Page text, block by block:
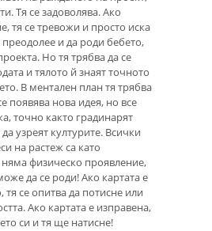
Тя се задоволява. Ако
тя се тревожи и просто иска
и да роди бебето,
Но тя трябва да се
и тялото й знаят точното
В ментален план тя трябва
появява нова идея, но все
точно както градинарят
узреят културите. Всички
на растеж са като
физическо проявление,
да се роди! Ако картата е
се опитва да потисне или
Ако картата е изправена,
си и тя ще натисне!